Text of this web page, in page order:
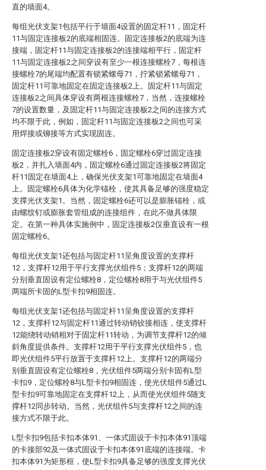
直的墙面4。
每组光伏支架1包括平行于墙面4设置的固定杆11，固定杆
11与固定连接板2的底端相固连。固定连接板2的底端为连
接端，固定杆11与固定连接板2的连接端相平行，固定杆
11与固定连接板2之间穿设有至少一根连接螺栓7，每根连
接螺栓7的尾端均配置有锁紧螺母71，拧紧锁紧螺母71，
固定杆11可靠地固定在固定连接板2上。固定杆11与固定
连接板2之间具体穿设有两根连接螺栓7，当然，连接螺栓
7的设置数量，及固定杆11与固定连接板2之间的连接方式
均不限于此，例如，固定杆11与固定连接板2之间也可采
用焊接或铆接等方式实现固连。
固定连接板2穿设有固定螺栓6，固定螺栓6穿过固定连接
板2，并扎入墙面4内，固定螺栓6通过固定连接板2将固定
杆11固定在墙面4上，确保光伏支架1可靠地固定在墙面4
上。固定螺栓6具体为化学锚栓，使其具备足够的强度稳定
支撑光伏支架1。当然，固定螺栓6还可以是膨胀锚栓，或
由螺纹钉或膨胀套管组成的连接组件，在此不做具体限
定。在第一种具体实施例中，固定连接板2仅垂直设有一根
固定螺栓6。
每组光伏支架1还包括与固定杆11呈角度设置的支撑杆
12，支撑杆12用于平行支撑光伏组件5；支撑杆12的两端
分别垂直固设有定位螺栓8，定位螺栓8用于与光伏组件5
两端所卡固的L型卡扣9相固连。
每组光伏支架1还包括与固定杆11呈角度设置的支撑杆
12，支撑杆12与固定杆11通过转动销铰接相连，使支撑杆
12能绕转动销相对于固定杆11转动，为调节支撑杆12的倾
斜角度提供条件。支撑杆12用于平行支撑光伏组件5，也
即光伏组件5平行放置于支撑杆12上。支撑杆12的两端分
别垂直固设有定位螺栓8，光伏组件5两端分别卡固有L型
卡扣9，定位螺栓8与L型卡扣9相固连，使光伏组件5通过L
型卡扣9可靠地固定在支撑杆12上，从而使光伏组件5随支
撑杆12同步转动。当然，光伏组件5与支撑杆12之间的连
接方式不限于此。
L型卡扣9包括卡扣本体91、一体式固设于卡扣本体91顶端
的卡接部92及一体式固设于卡扣本体91底端的连接端。卡
扣本体91为矩形框，使L型卡扣9具备足够的强度支撑光伏